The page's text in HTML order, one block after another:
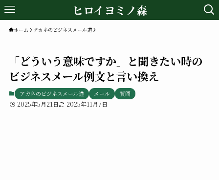
ヒロイヨミノ森
ホーム アカネのビジネスメール道
「どういう意味ですか」と聞きたい時の
ビジネスメール例文と言い換え
アカネのビジネスメール道 メール 質問
2025年5月21日 2025年11月7日